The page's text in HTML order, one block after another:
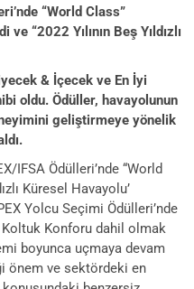
“World Class”
“2022 Yılının Beş Yıldızlı
& İçecek ve En İyi
oldu. Ödüller, havayolunun
geliştirmeye yönelik
IFSA Ödülleri’nde “World
Küresel Havayolu’
Yolcu Seçimi Ödülleri’nde
Konforu dahil olmak
boyunca uçmaya devam
önem ve sektördeki en